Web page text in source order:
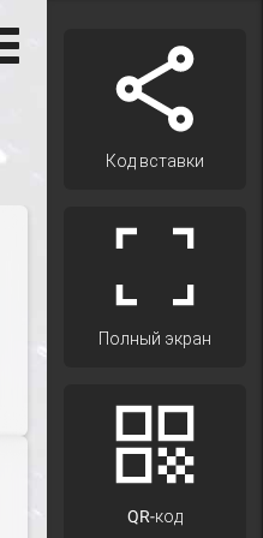
Код вставки
Полный экран
QR-код